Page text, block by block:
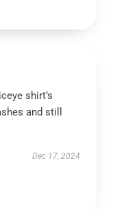
shirt’s
and still
Dec 17, 2024